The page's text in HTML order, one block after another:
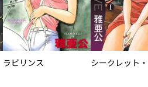
ラビリンス シークレット